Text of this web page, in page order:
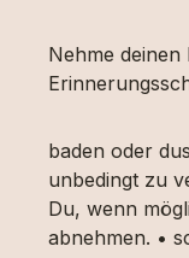
Nehme
baden oder
unbedingt zu
Du, wenn
abnehmen. •